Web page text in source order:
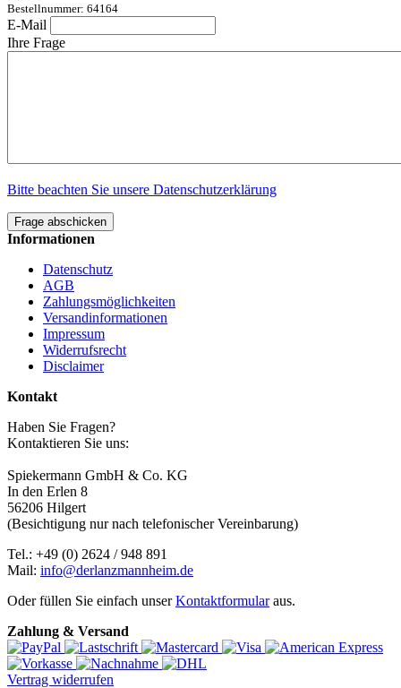
Bestellnummer: 64164
E-Mail
Ihre Frage
Bitte beachten Sie unsere Datenschutzerklärung
Frage abschicken
Informationen
Datenschutz
AGB
Zahlungsmöglichkeiten
Versandinformationen
Impressum
Widerrufsrecht
Disclaimer
Kontakt
Haben Sie Fragen?
Kontaktieren Sie uns:
Spiekermann GmbH & Co. KG
In den Erlen 8
56206 Hilgert
(Besichtigung nur nach telefonischer Vereinbarung)
Tel.: +49 (0) 2624 / 948 891
Mail: info@derlanzmannheim.de
Oder füllen Sie einfach unserKontaktformularaus.
Zahlung & Versand
Vertrag widerrufen